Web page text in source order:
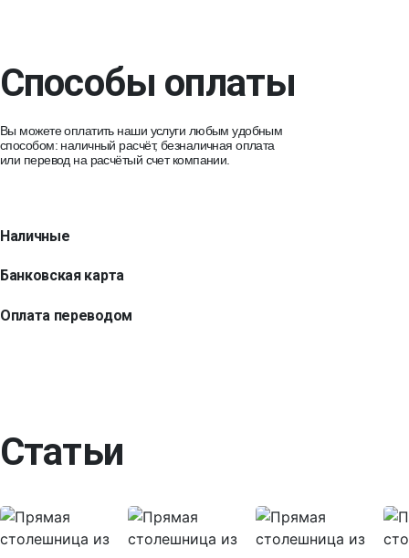
Способы оплаты
Вы можете оплатить наши услуги любым удобным
способом: наличный расчёт, безналичная оплата
или перевод на расчётый счет компании.
Наличные
Банковская карта
Оплата переводом
Статьи